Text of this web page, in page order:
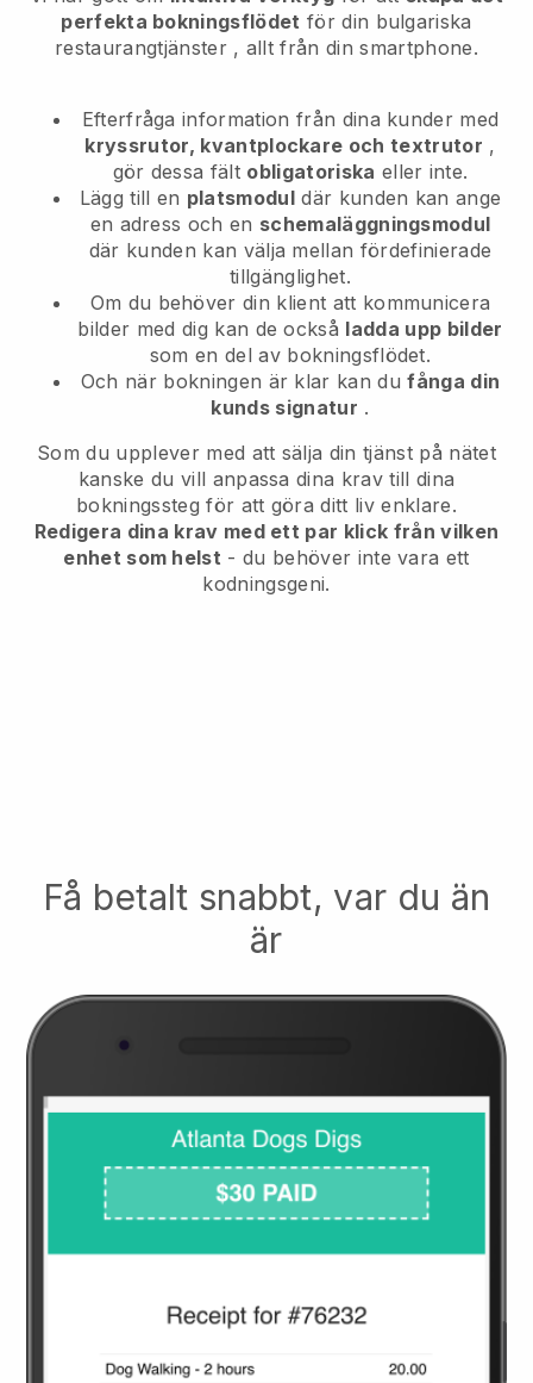
perfekta bokningsflödet för din bulgariska
restaurangtjänster, allt från din smartphone.
Efterfråga information från dina kunder med
kryssrutor, kvantplockare och textrutor ,
gör dessa fält obligatoriska eller inte.
Lägg till en platsmoduldär kunden kan ange
en adress och en schemaläggningsmodul
där kunden kan välja mellan fördefinierade
tillgänglighet.
Om du behöver din klient att kommunicera
bilder med dig kan de också ladda upp bilder
som en del av bokningsflödet.
Och när bokningen är klar kan dufånga din
kunds signatur .
Som du upplever med att sälja din tjänst på nätet
kanske du vill anpassa dina krav till dina
bokningssteg för att göra ditt liv enklare.
Redigera dina krav med ett par klick från vilken
enhet som helst - du behöver inte vara ett
kodningsgeni.
Få betalt snabbt, var du än
är